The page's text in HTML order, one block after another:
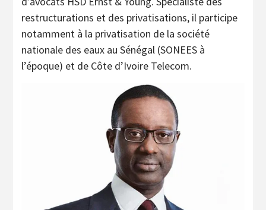
restructurations et des privatisations, il participe
notamment à la privatisation de la société
nationale des eaux au Sénégal (SONEES à
l’époque) et de Côte d’Ivoire Telecom.